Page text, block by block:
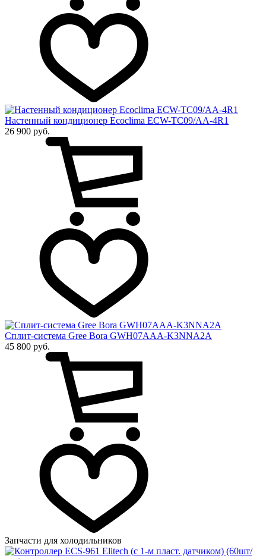
Настенный кондиционер Ecoclima ECW-TC09/AA-4R1
26 900 руб.
Сплит-система Gree Bora GWH07AAA-K3NNA2A
45 800 руб.
Запчасти для холодильников